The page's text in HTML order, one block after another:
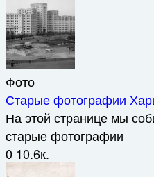
Фото
Старые фотографии
На этой странице мы
старые фотографии
0 10.6к.